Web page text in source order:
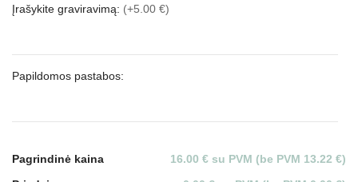
Įrašykite graviravimą: (+5.00 €)
Papildomos pastabos:
Pagrindinė kaina
16.00 € su PVM (be PVM 13.22 €)